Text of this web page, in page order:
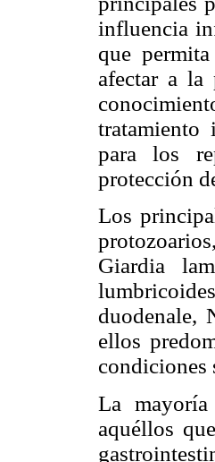
influencia
que
afectar a la
tratamiento
para los
protección
Los
Giardia
duodenale,
ellos
condiciones
La
aquéllos